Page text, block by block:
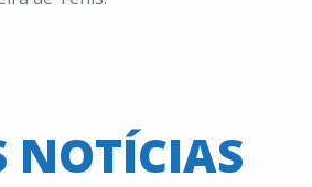
NOTÍCIAS